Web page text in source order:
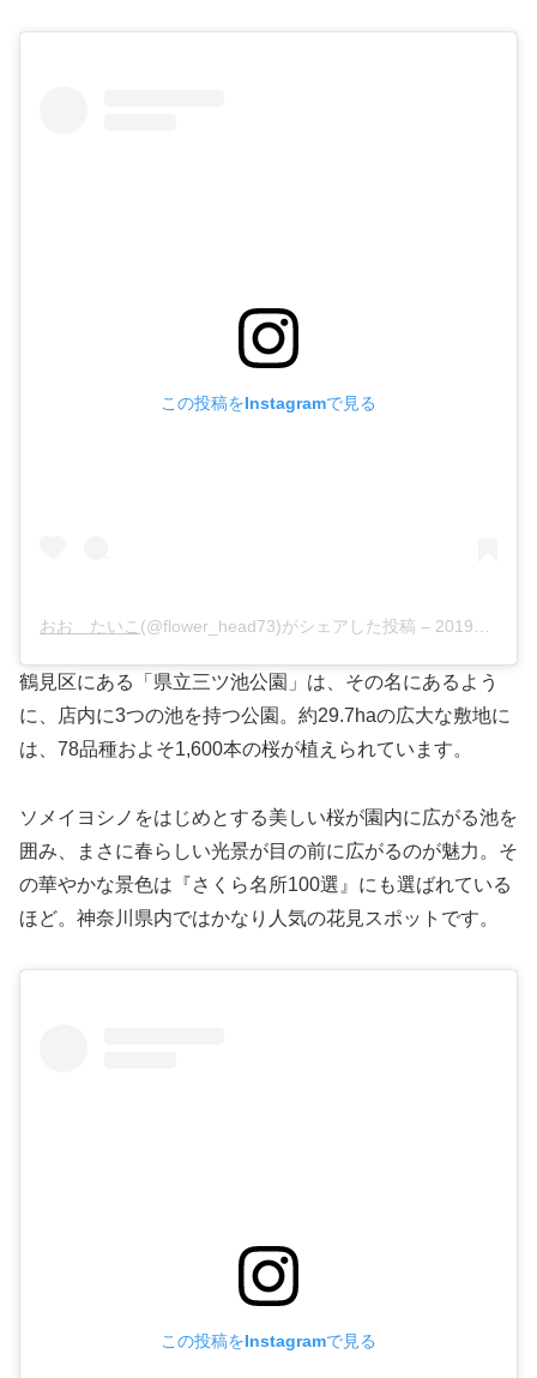
この投稿をInstagramで見る
おお たいこ (@flower_head73)がシェアした投稿 – 2019年 3月月28日午前12時09分PDT
鶴見区にある「県立三ツ池公園」は、その名にあるよう
に、店内に3つの池を持つ公園。約29.7haの広大な敷地に
は、78品種およそ1,600本の桜が植えられています。
ソメイヨシノをはじめとする美しい桜が園内に広がる池を
囲み、まさに春らしい光景が目の前に広がるのが魅力。そ
の華やかな景色は『さくら名所100選』にも選ばれている
ほど。神奈川県内ではかなり人気の花見スポットです。
この投稿をInstagramで見る